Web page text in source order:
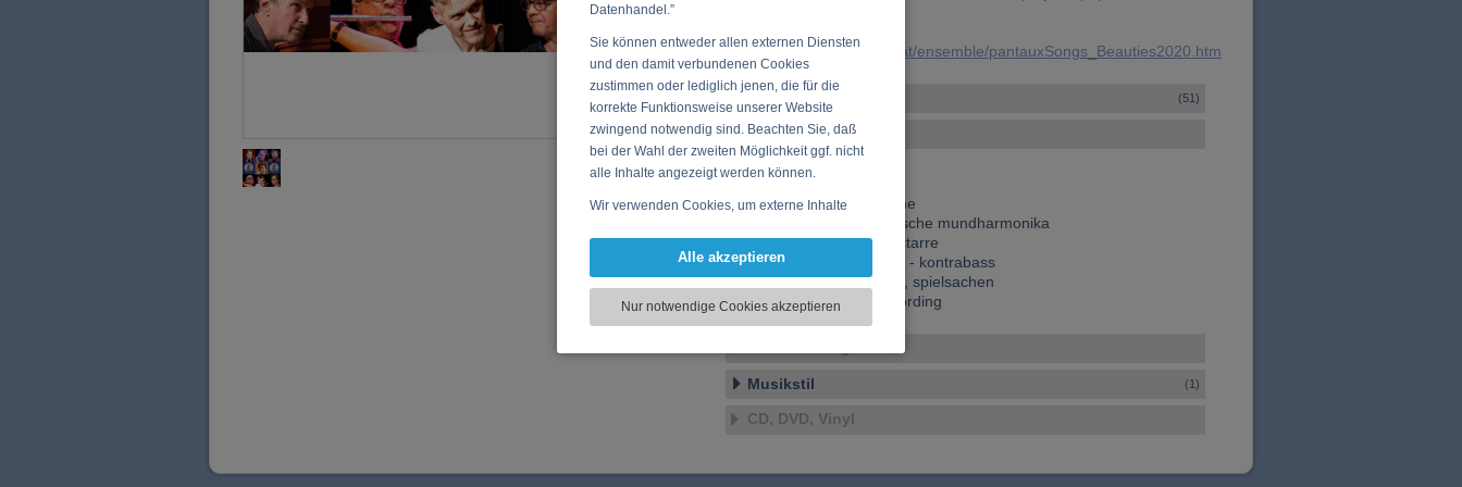
Datenhandel.”
Sie können entweder allen externen Diensten
und den damit verbundenen Cookies
zustimmen oder lediglich jenen, die für die
korrekte Funktionsweise unserer Website
zwingend notwendig sind. Beachten Sie, daß
bei der Wahl der zweiten Möglichkeit ggf. nicht
alle Inhalte angezeigt werden können.
Wir verwenden Cookies, um externe Inhalte
Funktionen für soziale Medien anbieten zu
zu analysieren. Dabei werden ggf.
Informationen zu Ihrer Verwendung unserer
soziale Medien, Werbung und Analysen
weitergegeben. Unsere Partner führen diese
Daten zusammen, die Sie bereitgestellt haben
Alle akzeptieren
Nur notwendige Cookies akzeptieren
https://www.musikergilde.at/ensemble/pantauxSongs_Beauties2020.htm
Weitere Ensembles (51)
Ensemble-Details
Songs & Beauties
Angela Tröndle - A - stimme
Bertl Mayer - A - chromatische mundharmonika
Henrik Hallberg - SWE - gitarre
Magnus Bergström - SWE - kontrabass
Uli Soyka - A - schlagzeug, spielsachen
Reinhard Buchta - A - recording
Musikstil (1)
CD, DVD, Vinyl